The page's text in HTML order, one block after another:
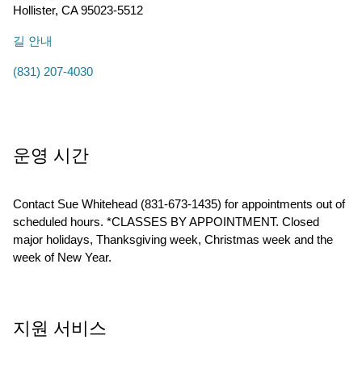
Hollister, CA95023-5512
길 안내
(831) 207-4030
운영 시간
Contact Sue Whitehead (831-673-1435) for appointments out of
scheduled hours. *CLASSES BY APPOINTMENT. Closed
major holidays, Thanksgiving week, Christmas week and the
week of New Year.
지원 서비스